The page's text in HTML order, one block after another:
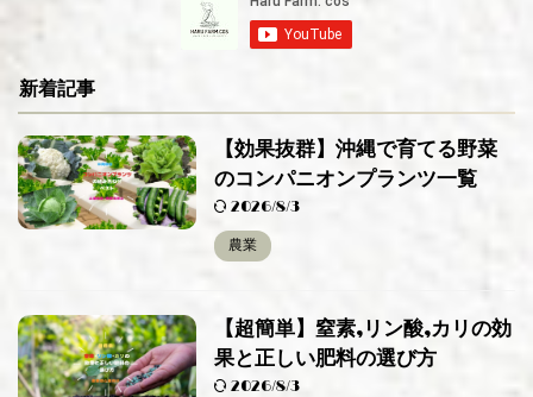
新着記事
【効果抜群】沖縄で育てる野菜
のコンパニオンプランツ一覧
2026/8/3
農業
【超簡単】窒素,リン酸,カリの効
果と正しい肥料の選び方
2026/8/3